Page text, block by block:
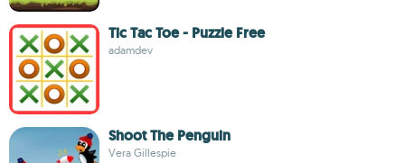
Tic Tac Toe - Puzzle Free
adamdev
Shoot The Penguin
Vera Gillespie